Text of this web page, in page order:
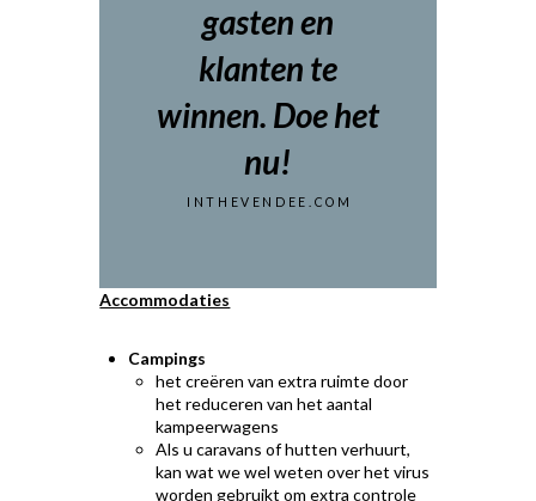
gasten en
klanten te
winnen. Doe het
nu!
INTHEVENDEE.COM
Accommodaties
Campings
het creëren van extra ruimte door
het reduceren van het aantal
kampeerwagens
Als u caravans of hutten verhuurt,
kan wat we wel weten over het virus
worden gebruikt om extra controle